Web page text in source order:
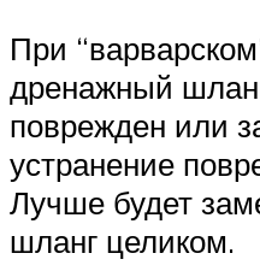
При
дренажный
поврежден или
устранение
Лучше будет
шланг целиком.